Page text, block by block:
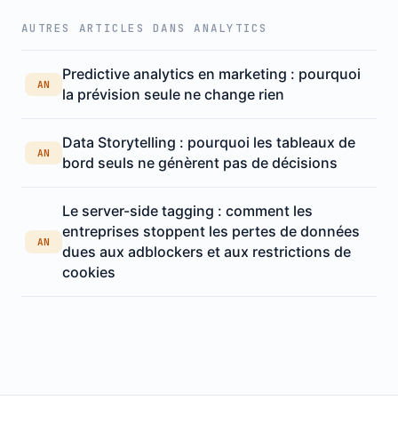
AUTRES ARTICLES DANS ANALYTICS
AN
Predictive analytics en marketing : pourquoi
la prévision seule ne change rien
AN
Data Storytelling : pourquoi les tableaux de
bord seuls ne génèrent pas de décisions
AN
Le server-side tagging : comment les
entreprises stoppent les pertes de données
dues aux adblockers et aux restrictions de
cookies